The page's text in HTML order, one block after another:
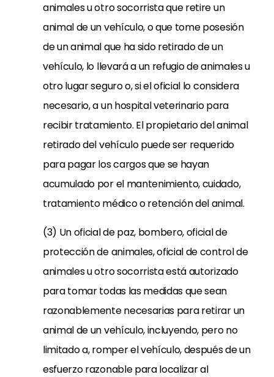
animales u otro socorrista que retire un
animal de un vehículo, o que tome posesión
de un animal que ha sido retirado de un
vehículo, lo llevará a un refugio de animales u
otro lugar seguro o, si el oficial lo considera
necesario, a un hospital veterinario para
recibir tratamiento. El propietario del animal
retirado del vehículo puede ser requerido
para pagar los cargos que se hayan
acumulado por el mantenimiento, cuidado,
tratamiento médico o retención del animal.
(3) Un oficial de paz, bombero, oficial de
protección de animales, oficial de control de
animales u otro socorrista está autorizado
para tomar todas las medidas que sean
razonablemente necesarias para retirar un
animal de un vehículo, incluyendo, pero no
limitado a, romper el vehículo, después de un
esfuerzo razonable para localizar al